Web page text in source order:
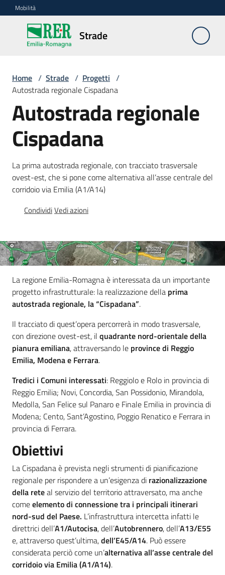
Vai al contenuto
Vai alla navigazione
Vai al footer
Mobilità
Strade
Strade
Contesto
Progetti
Menu selezionato
Strumenti
Sicurezza
stradale
Argomenti
Servizi
Leggi Atti Bandi
Piani Programmi
Progetti
Home / Strade / Progetti /
Autostrada regionale Cispadana
Autostrada regionale
Cispadana
La prima autostrada regionale, con tracciato trasversale
ovest-est, che si pone come alternativa all’asse centrale del
corridoio via Emilia (A1/A14)
CondividiVedi azioni
La regione Emilia-Romagna è interessata da un importante
progetto infrastrutturale: la realizzazione della prima
autostrada regionale, la “Cispadana”.
Il tracciato di quest’opera percorrerà in modo trasversale,
con direzione ovest-est, il quadrante nord-orientale della
pianura emiliana, attraversando le province di Reggio
Emilia, Modena e Ferrara.
Tredici i Comuni interessati: Reggiolo e Rolo in provincia di
Reggio Emilia; Novi, Concordia, San Possidonio, Mirandola,
Medolla, San Felice sul Panaro e Finale Emilia in provincia di
Modena; Cento, Sant’Agostino, Poggio Renatico e Ferrara in
provincia di Ferrara.
Obiettivi
La Cispadana è prevista negli strumenti di pianificazione
regionale per rispondere a un’esigenza di razionalizzazione
della reteal servizio del territorio attraversato, ma anche
comeelemento di connessione tra i principali itinerari
nord-sud del Paese. L’infrastruttura intercetta infatti le
direttrici dell’A1/Autocisa, dell’Autobrennero, dell’A13/E55
e, attraverso quest’ultima,dell’E45/A14. Può essere
considerata perciò come un’alternativa all’asse centrale del
corridoio via Emilia (A1/A14).